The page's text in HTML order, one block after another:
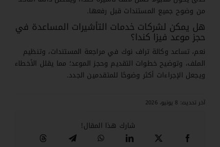
من وضوح جميع المستندات قبل رفعها.
هل يمكن لشركات خدمات التأشيرات المساعدة في
حجز موعد فيزا كندا؟
نعم، تساعد وكالة تراف نوك في مراجعة المستندات، وتنظيم
الملف، وتوضيح خطوات التقديم وحجز الموعد؛ مما يقلل الأخطاء
ويجعل الإجراءات أكثر وضوحًا للمتقدمين الجدد.
آخر تحديث: 8 يونيو، 2026
شارك هذا المقال!